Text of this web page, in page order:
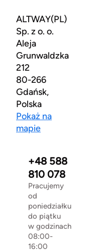
ALTWAY(PL)
Sp. z o. o.
Aleja
Grunwaldzka
212
80-266
Gdańsk,
Polska
Pokaż na
mapie
+48 588
810 078
Pracujemy
od
poniedziałku
do piątku
w godzinach
08:00-
16:00